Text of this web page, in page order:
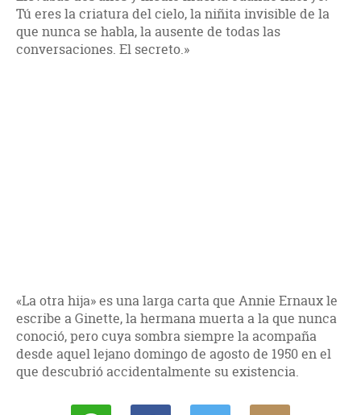
Tú eres la criatura del cielo, la niñita invisible de la
que nunca se habla, la ausente de todas las
conversaciones. El secreto.»
«La otra hija» es una larga carta que Annie Ernaux le
escribe a Ginette, la hermana muerta a la que nunca
conoció, pero cuya sombra siempre la acompaña
desde aquel lejano domingo de agosto de 1950 en el
que descubrió accidentalmente su existencia.